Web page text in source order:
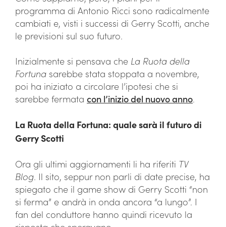
programma di Antonio Ricci sono radicalmente
cambiati e, visti i successi di Gerry Scotti, anche
le previsioni sul suo futuro.
Inizialmente si pensava che La Ruota della
Fortuna sarebbe stata stoppata a novembre,
poi ha iniziato a circolare l’ipotesi che si
sarebbe fermata con l’inizio del nuovo anno.
La Ruota della Fortuna: quale sarà il futuro di
Gerry Scotti
Ora gli ultimi aggiornamenti li ha riferiti TV
Blog. Il sito, seppur non parli di date precise, ha
spiegato che il game show di Gerry Scotti “non
si ferma” e andrà in onda ancora “a lungo”. I
fan del conduttore hanno quindi ricevuto la